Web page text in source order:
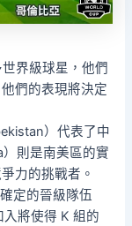
界級球星，他們
們的表現將決定
）代表了中
則是南美區的實
力的挑戰者。
定的晉級隊伍
將使得 K 組的